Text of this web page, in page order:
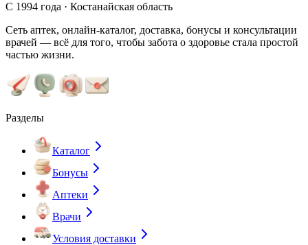
С 1994 года · Костанайская область
Сеть аптек, онлайн-каталог, доставка, бонусы и консультации
врачей — всё для того, чтобы забота о здоровье стала простой
частью жизни.
Разделы
Каталог
Бонусы
Аптеки
Врачи
Условия доставки